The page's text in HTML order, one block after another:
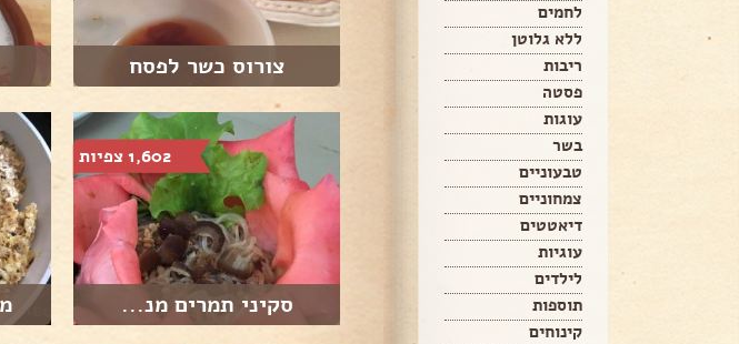
לחמים
ללא גלוטן
ריבות
פסטה
עוגות
בשר
טבעוניים
צמחוניים
דיאטטים
עוגיות
לילדים
תוספות
קינוחים
צורוס כשר לפסח
1,602 צפיות
סקיני תמרים מנ...